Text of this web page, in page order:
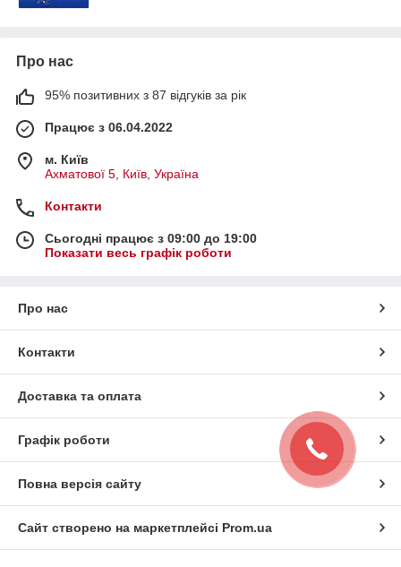
Про нас
95% позитивних з 87 відгуків за рік
Працює з 06.04.2022
м. Київ
Ахматової 5, Київ, Україна
Контакти
Сьогодні працює з 09:00 до 19:00
Показати весь графік роботи
Про нас
Контакти
Доставка та оплата
Графік роботи
Повна версія сайту
Сайт створено на маркетплейсі Prom.ua